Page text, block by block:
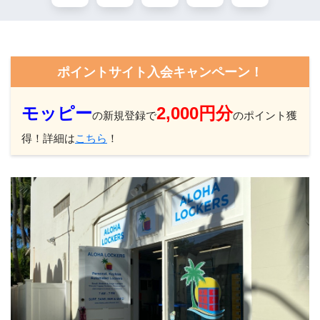
ポイントサイト入会キャンペーン！
モッピーの新規登録で2,000円分のポイント獲
得！詳細はこちら ！